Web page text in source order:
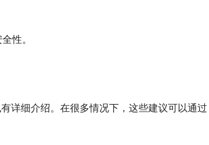
性。
详细介绍。在很多情况下，这些建议可以通过